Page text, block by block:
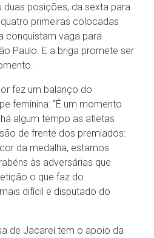
duas posições, da sexta para
primeiras colocadas
conquistam vaga para
Paulo. E a briga promete ser
fez um balanço do
feminina: “É um momento
algum tempo as atletas
de frente dos premiados:
da medalha, estamos
às adversárias que
o que faz do
difícil e disputado do
de Jacareí tem o apoio da